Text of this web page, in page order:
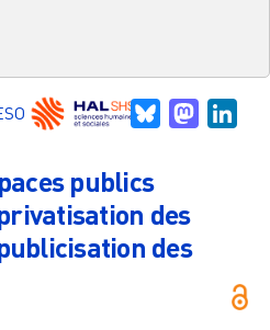
Bluesky
publics
des
des